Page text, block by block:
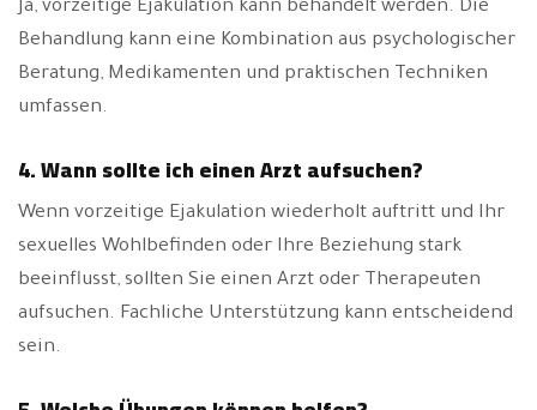
Ja, vorzeitige Ejakulation kann behandelt werden. Die
Behandlung kann eine Kombination aus psychologischer
Beratung, Medikamenten und praktischen Techniken
umfassen.
4. Wann sollte ich einen Arzt aufsuchen?
Wenn vorzeitige Ejakulation wiederholt auftritt und Ihr
sexuelles Wohlbefinden oder Ihre Beziehung stark
beeinflusst, sollten Sie einen Arzt oder Therapeuten
aufsuchen. Fachliche Unterstützung kann entscheidend
sein.